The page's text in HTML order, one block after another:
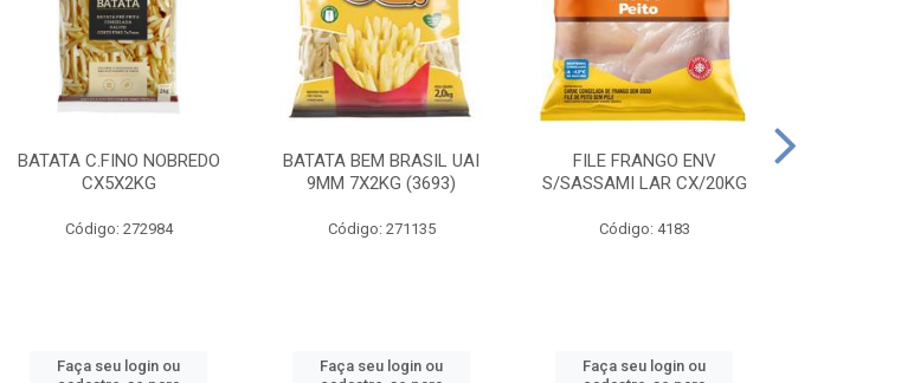
BATATA C.FINO NOBREDO
CX5X2KG
Código: 272984
Faça seu login ou
BATATA BEM BRASIL UAI
9MM 7X2KG (3693)
Código: 271135
Faça seu login ou
FILE FRANGO ENV
S/SASSAMI LAR CX/20KG
Código: 4183
Faça seu login ou